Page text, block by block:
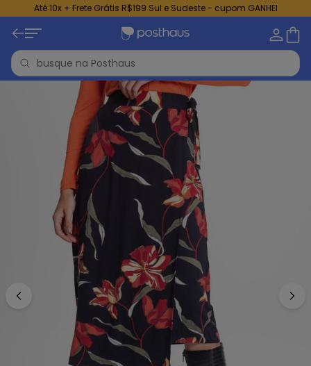
Até 10x + Frete Grátis R$199 Sul e Sudeste - cupom GANHEI